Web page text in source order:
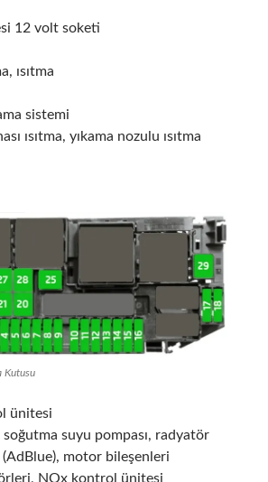
12 volt soketi
ısıtma
sistemi
ısıtma, yıkama nozulu ısıtma
Kutusu
ünitesi
soğutma suyu pompası, radyatör
(AdBlue), motor bileşenleri
NOx kontrol ünitesi